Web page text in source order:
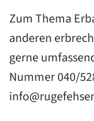
Zum Thema
anderen
gerne
Nummer 040/